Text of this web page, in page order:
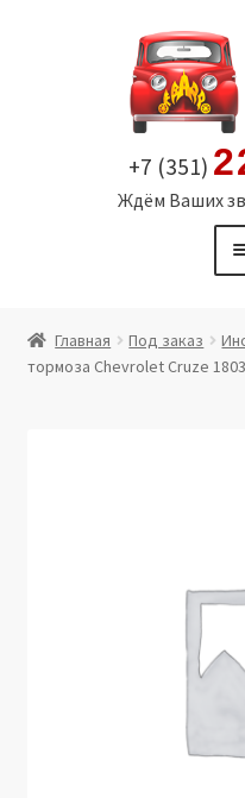
содержимому
+7 (351)
Ждём Ваших
Витрина
Юридические данные
Главная Под заказ
тормоза Chevrolet Cruze